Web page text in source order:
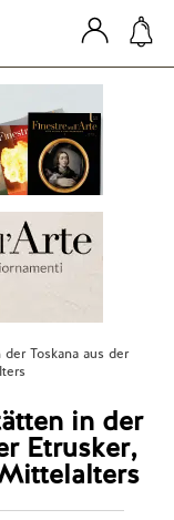
Toskana aus der
in der
Etrusker,